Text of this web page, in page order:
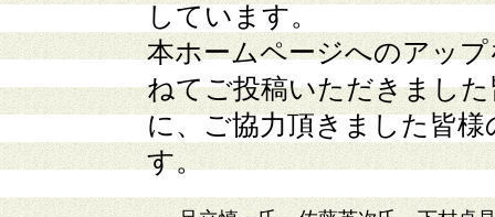
しています。
本ホームページへのアッ
ねてご投稿いただきまし
に、ご協力頂きました皆
す。